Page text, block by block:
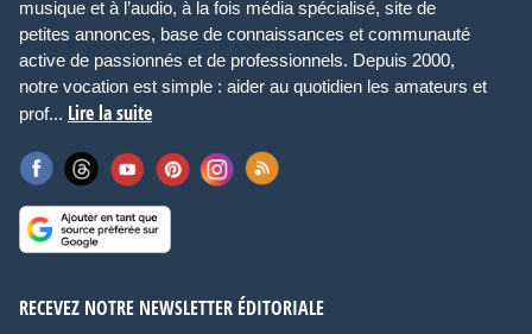
musique et à l’audio, à la fois média spécialisé, site de
petites annonces, base de connaissances et communauté
active de passionnés et de professionnels. Depuis 2000,
notre vocation est simple : aider au quotidien les amateurs et
prof... Lire la suite
RECEVEZ NOTRE NEWSLETTER ÉDITORIALE